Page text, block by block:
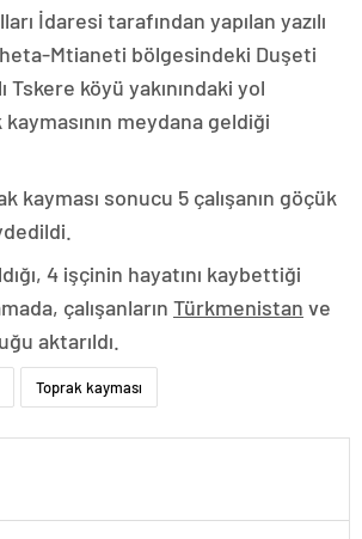
İdaresi tarafından yapılan yazılı
Mtianeti bölgesindeki Duşeti
Tskere köyü yakınındaki yol
meydana geldiği
kayması sonucu 5 çalışanın göçük
4 işçinin hayatını kaybettiği
çalışanların Türkmenistan ve
aktarıldı.
Toprak kayması